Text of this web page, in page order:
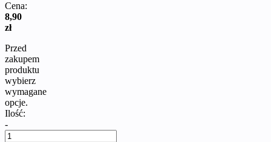
Cena:
8,90
zł
Przed
zakupem
produktu
wybierz
wymagane
opcje.
Ilość:
-